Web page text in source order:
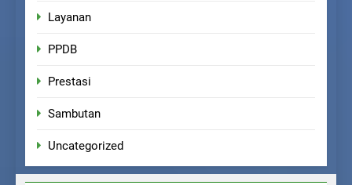
Layanan
PPDB
Prestasi
Sambutan
Uncategorized